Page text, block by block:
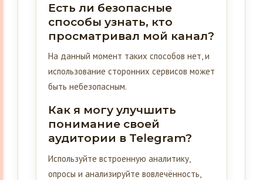
Есть ли безопасные
способы узнать, кто
просматривал мой канал?
На данный момент таких способов нет, и
использование сторонних сервисов может
быть небезопасным.
Как я могу улучшить
понимание своей
аудитории в Telegram?
Используйте встроенную аналитику,
опросы и анализируйте вовлечённость,